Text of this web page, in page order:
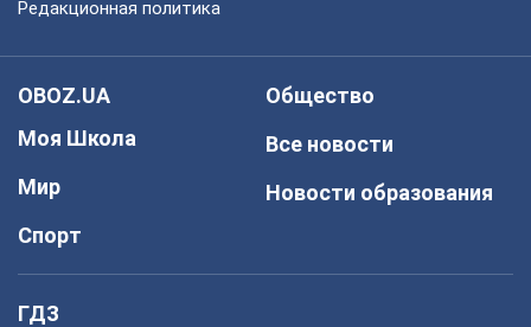
Редакционная политика
OBOZ.UA
Моя Школа
Мир
Спорт
Общество
Все новости
Новости образования
ГДЗ